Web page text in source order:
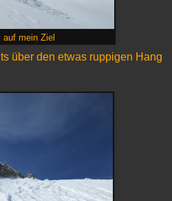
auf mein Ziel
über den etwas ruppigen Hang